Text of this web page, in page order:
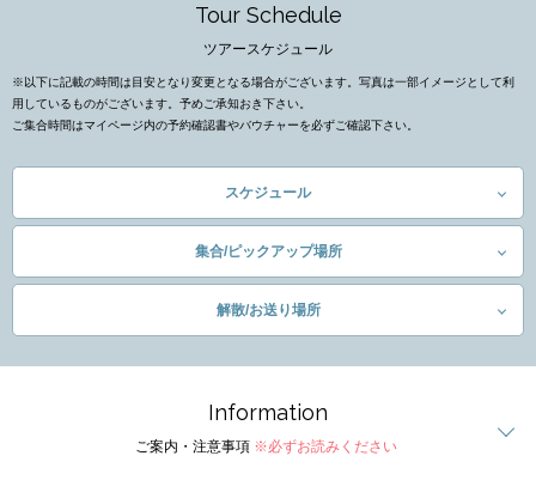
Tour Schedule
ツアースケジュール
※以下に記載の時間は目安となり変更となる場合がございます。写真は一部イメージとして利
用しているものがございます。予めご承知おき下さい。
ご集合時間はマイページ内の予約確認書やバウチャーを必ずご確認下さい。
スケジュール
集合/ピックアップ場所
解散/お送り場所
Information
ご案内・注意事項 ※必ずお読みください